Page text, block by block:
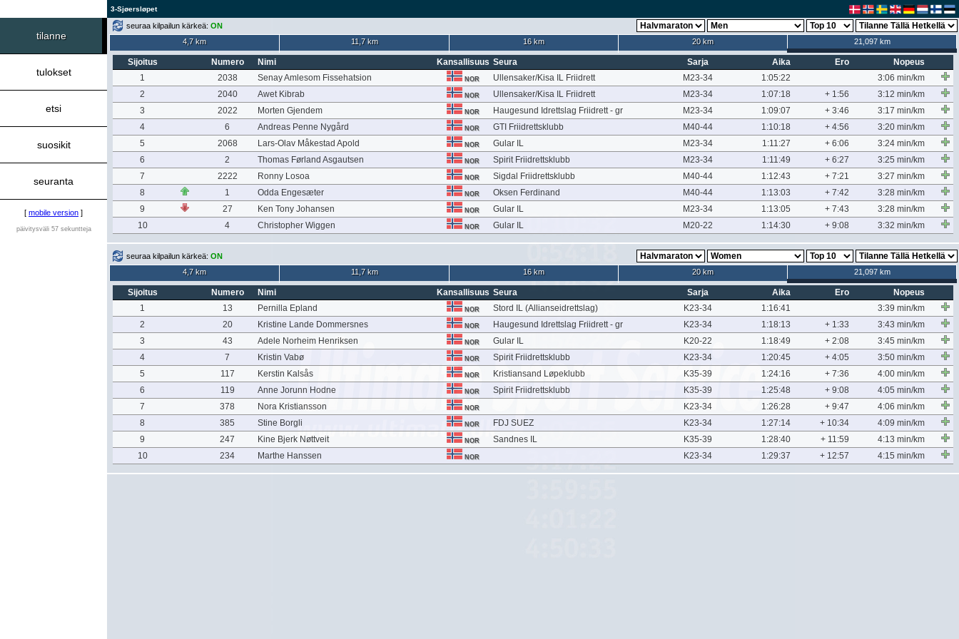
3-Sjøersløpet
tilanne
tulokset
etsi
suosikit
seuranta
[ mobile version ]
päivitysväli 57 sekuntteja
seuraa kilpailun kärkeä: ON
4,7 km
11,7 km 16 km 20 km 21,097 km
Sijoitus Numero Nimi Kansallisuus Seura Sarja Aika Ero
Nopeus
1
2038 Senay Amlesom Fissehatsion NOR Ullensaker/Kisa IL Friidrett M23-34 1:05:22
3:06 min/km
2
2040 Awet Kibrab NOR Ullensaker/Kisa IL Friidrett M23-34 1:07:18 + 1:56
3:12 min/km
3
2022 Morten Gjendem NOR Haugesund Idrettslag Friidrett - gr M23-34 1:09:07 + 3:46
3:17 min/km
4
6 Andreas Penne Nygård NOR GTI Friidrettsklubb M40-44 1:10:18 + 4:56
3:20 min/km
5
2068 Lars-Olav Måkestad Apold NOR Gular IL M23-34 1:11:27 + 6:06
3:24 min/km
6
2 Thomas Førland Asgautsen NOR Spirit Friidrettsklubb M23-34 1:11:49 + 6:27
3:25 min/km
7
2222 Ronny Losoa NOR Sigdal Friidrettsklubb M40-44 1:12:43 + 7:21
3:27 min/km
8
1 Odda Engesæter NOR Oksen Ferdinand M40-44 1:13:03 + 7:42
3:28 min/km
9
27 Ken Tony Johansen NOR Gular IL M23-34 1:13:05 + 7:43
3:28 min/km
10
4 Christopher Wiggen NOR Gular IL M20-22 1:14:30 + 9:08 3:32 min/km
seuraa kilpailun kärkeä: ON
4,7 km
11,7 km 16 km 20 km 21,097 km
Sijoitus Numero Nimi Kansallisuus Seura Sarja Aika Ero
Nopeus
1
13 Pernilla Epland NOR Stord IL (Allianseidrettslag) K23-34 1:16:41
3:39 min/km
2
20 Kristine Lande Dommersnes NOR Haugesund Idrettslag Friidrett - gr K23-34 1:18:13 + 1:33
3:43 min/km
3
43 Adele Norheim Henriksen NOR Gular IL K20-22 1:18:49 + 2:08
3:45 min/km
4
7 Kristin Vabø NOR Spirit Friidrettsklubb K23-34 1:20:45 + 4:05
3:50 min/km
5
117 Kerstin Kalsås NOR Kristiansand Løpeklubb K35-39 1:24:16 + 7:36
4:00 min/km
6
119 Anne Jorunn Hodne NOR Spirit Friidrettsklubb K35-39 1:25:48 + 9:08
4:05 min/km
7
378 Nora Kristiansson NOR K23-34 1:26:28 + 9:47
4:06 min/km
8
385 Stine Borgli NOR FDJ SUEZ K23-34 1:27:14 + 10:34
4:09 min/km
9
247 Kine Bjerk Nøttveit NOR Sandnes IL K35-39 1:28:40 + 11:59
4:13 min/km
10
234 Marthe Hanssen NOR K23-34 1:29:37 + 12:57 4:15 min/km